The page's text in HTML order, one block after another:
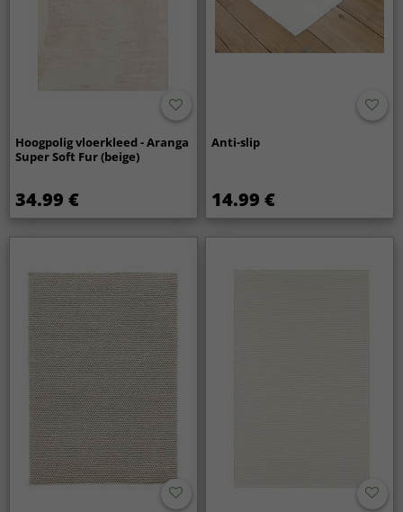
Hoogpolig vloerkleed - Aranga
Super Soft Fur (beige)
34.99 €
Anti-slip
14.99 €